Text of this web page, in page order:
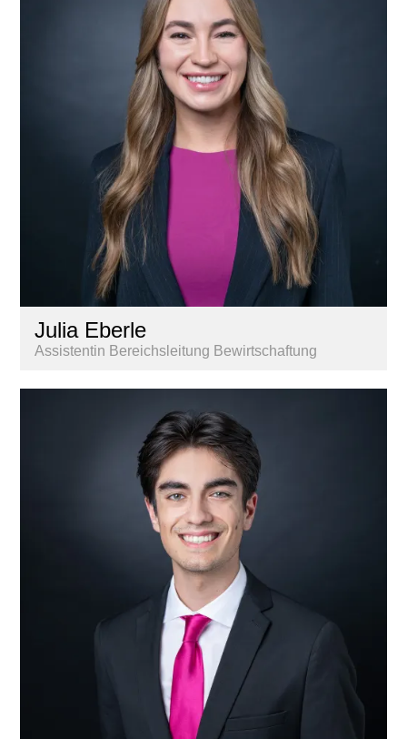
Julia Eberle
Assistentin Bereichsleitung Bewirtschaftung